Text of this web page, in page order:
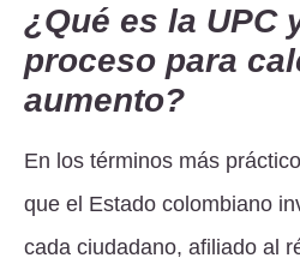
¿Qué es la UPC
proceso para
aumento?
En los términos más
que el Estado colombiano
cada ciudadano, afiliado al